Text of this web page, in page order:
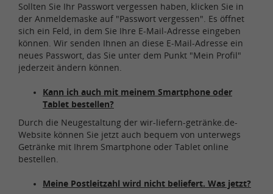
Sollten Sie Ihr Passwort vergessen haben, klicken Sie in
der Anmeldemaske auf "Passwort vergessen". Es öffnet
sich ein Feld, in dem Sie Ihre E-Mail-Adresse eingeben
können. Wir senden Ihnen an diese E-Mail-Adresse ein
neues Passwort, das Sie unter dem Punkt "Mein Profil"
jederzeit ändern können.
Kann ich auch mit meinem Smartphone oder
Tablet bestellen?
Durch die Neugestaltung der wir-liefern-getränke.de-
Website können Sie jetzt auch bequem von unterwegs
Getränke mit Ihrem Smartphone oder Tablet online
bestellen.
Meine Postleitzahl wird nicht beliefert. Was jetzt?